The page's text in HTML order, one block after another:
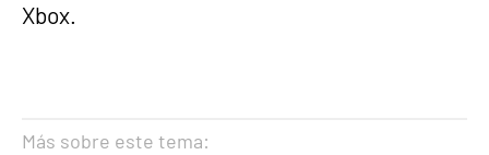
Xbox.
Más sobre este tema: